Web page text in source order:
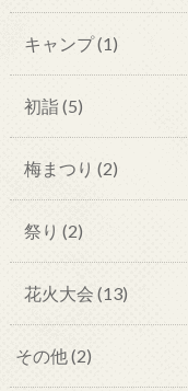
キャンプ (1)
初詣 (5)
梅まつり (2)
祭り (2)
花火大会 (13)
その他 (2)